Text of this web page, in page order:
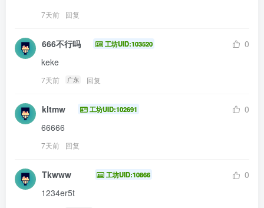
7天前 回复
666不行吗 工坊UID:103520
0
keke
7天前 广东 回复
kltmw 工坊UID:102691
0
66666
7天前 回复
Tkwww 工坊UID:10866
0
1234er5t